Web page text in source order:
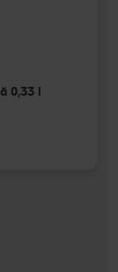
0,33 l